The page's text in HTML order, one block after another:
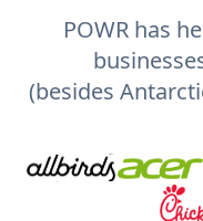
POWR has
(besides